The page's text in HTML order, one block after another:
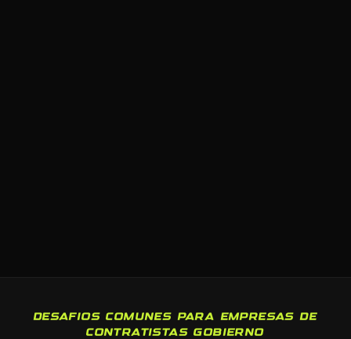
DESAFIOS COMUNES PARA EMPRESAS DE
CONTRATISTAS GOBIERNO